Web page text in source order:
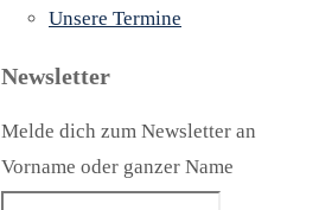
Unsere Termine
Newsletter
Melde dich zum Newsletter an
Vorname oder ganzer Name